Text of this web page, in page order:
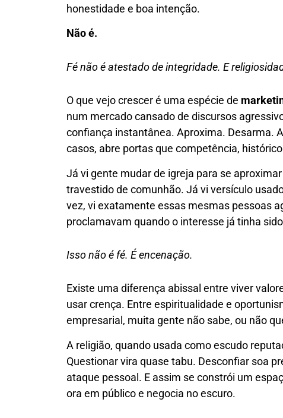
honestidade e boa intenção.
Não é.
Fé não é atestado de integridade. E
O que vejo crescer é uma espécie de
num mercado cansado de discursos
confiança instantânea. Aproxima. Desarma.
casos, abre portas que competência,
Já vi gente mudar de igreja para se
travestido de comunhão. Já vi versículo
vez, vi exatamente essas mesmas pessoas
proclamavam quando o interesse já tinha
Isso não é fé. É encenação.
Existe uma diferença abissal entre viver
usar crença. Entre espiritualidade e
empresarial, muita gente não sabe, ou não
A religião, quando usada como escudo
Questionar vira quase tabu. Desconfiar soa
ataque pessoal. E assim se constrói um
ora em público e negocia no escuro.